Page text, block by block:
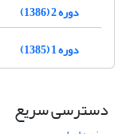
دوره 2 (1386)
دوره 1 (1385)
دسترسی سریع